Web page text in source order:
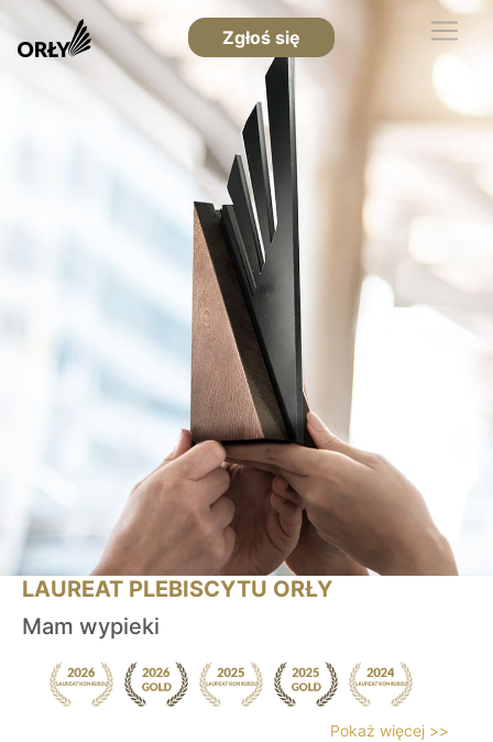
Zgłoś się
LAUREAT PLEBISCYTU ORŁY
Mam wypieki
Pokaż więcej >>